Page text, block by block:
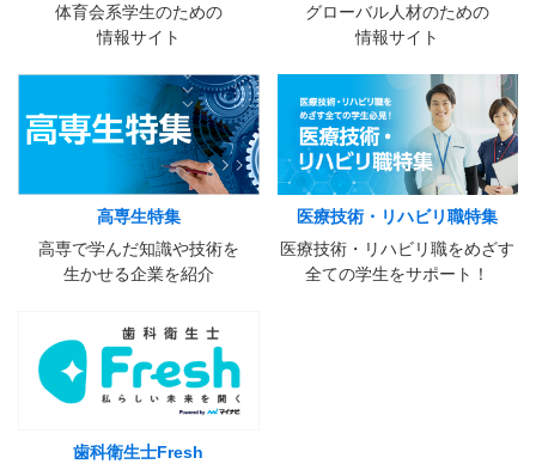
体育会系学生のための
情報サイト
グローバル人材のための
情報サイト
高専生特集
高専で学んだ知識や技術を
生かせる企業を紹介
医療技術・リハビリ職特集
医療技術・リハビリ職をめざす
全ての学生をサポート！
歯科衛生士Fresh